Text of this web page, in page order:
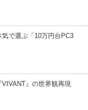
で選ぶ「10万円台PC3
VIVANT』の世界観再現